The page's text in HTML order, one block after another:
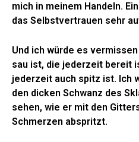
mich in meinem Handeln.
das Selbstvertrauen sehr
Und ich würde es
sau ist, die jederzeit bereit
jederzeit auch spitz ist. Ich
den dicken Schwanz des
sehen, wie er mit den
Schmerzen abspritzt.